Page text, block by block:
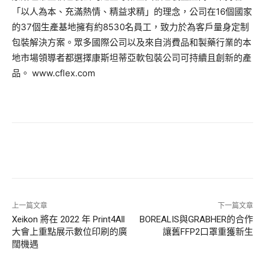
「以人為本、充滿熱情、精益求精」的理念，公司在16個國家
的37個生產基地擁有約8530名員工，致力於為客戶量身定制
包裝解決方案。眾多國際公司以及來自消費品和製藥行業的本
地市場領導者都選擇康斯坦蒂亞軟包裝公司可持續且創新的產
品。 www.cflex.com
上一篇文章
Xeikon 將在 2022 年 Print4All
大會上重點展示數位印刷的廣
闊機遇
下一篇文章
BOREALIS與GRABHER的合作
讓舊FFP2口罩重獲新生